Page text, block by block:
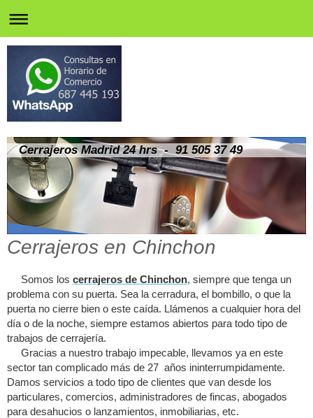
Cerrajeros Madrid 24 hrs - 91 505 37 49
Cerrajeros en Chinchon
Somos los cerrajeros de Chinchon, siempre que tenga un
problema con su puerta. Sea la cerradura, el bombillo, o que la
puerta no cierre bien o este caída. Llámenos a cualquier hora del
día o de la noche, siempre estamos abiertos para todo tipo de
trabajos de cerrajería.
Gracias a nuestro trabajo impecable, llevamos ya en este
sector tan complicado más de 27 años ininterrumpidamente.
Damos servicios a todo tipo de clientes que van desde los
particulares, comercios, administradores de fincas, abogados
para desahucios o lanzamientos, inmobiliarias, etc.